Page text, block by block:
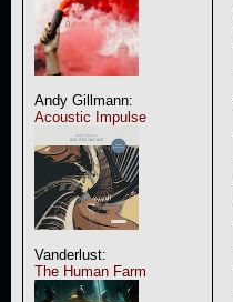
Andy Gillmann:
Acoustic Impulse
Vanderlust:
The Human Farm